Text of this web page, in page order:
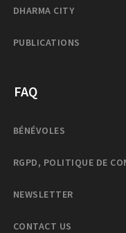
DHARMA CITY
PUBLICATIONS
FAQ
BÉNÉVOLES
RGPD, POLITIQUE DE
NEWSLETTER
CONTACT US